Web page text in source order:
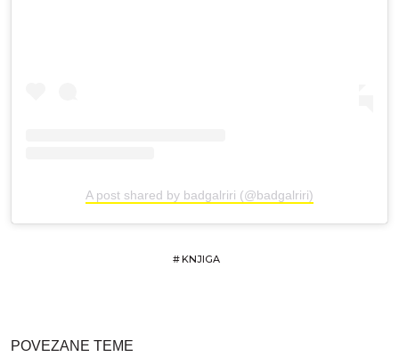
A post shared by badgalriri (@badgalriri)
#KNJIGA
POVEZANE TEME